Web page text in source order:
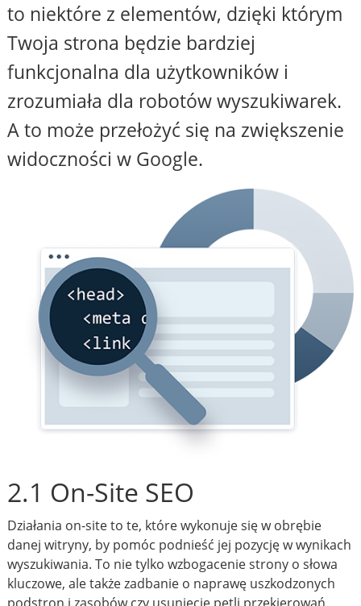
to niektóre z elementów, dzięki którym
Twoja strona będzie bardziej
funkcjonalna dla użytkowników i
zrozumiała dla robotów wyszukiwarek.
A to może przełożyć się na zwiększenie
widoczności w Google.
2.1 On-Site SEO
Działania on-site to te, które wykonuje się w obrębie
danej witryny, by pomóc podnieść jej pozycję w wynikach
wyszukiwania. To nie tylko wzbogacenie strony o słowa
kluczowe, ale także zadbanie o naprawę uszkodzonych
podstron i zasobów czy usunięcie pętli przekierowań.